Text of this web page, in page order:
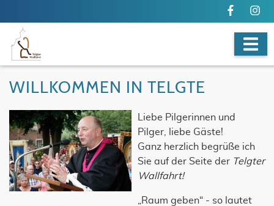
WILLKOMMEN IN TELGTE
Liebe Pilgerinnen und
Pilger, liebe Gäste!
Ganz herzlich begrüße ich
Sie auf der Seite der Telgter
Wallfahrt!
„Raum geben“ - so lautet